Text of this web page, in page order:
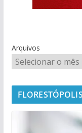
Arquivos
FLORESTÓPOLIS